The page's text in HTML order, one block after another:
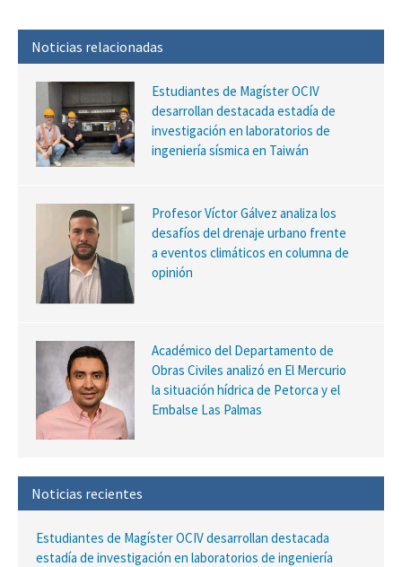
Noticias relacionadas
Estudiantes de Magíster OCIV
desarrollan destacada estadía de
investigación en laboratorios de
ingeniería sísmica en Taiwán
Profesor Víctor Gálvez analiza los
desafíos del drenaje urbano frente
a eventos climáticos en columna de
opinión
Académico del Departamento de
Obras Civiles analizó en El Mercurio
la situación hídrica de Petorca y el
Embalse Las Palmas
Noticias recientes
Estudiantes de Magíster OCIV desarrollan destacada
estadía de investigación en laboratorios de ingeniería